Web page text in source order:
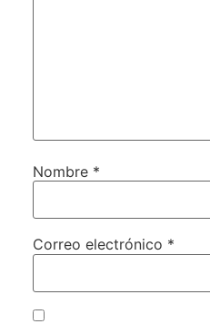
Nombre *
Correo electrónico *